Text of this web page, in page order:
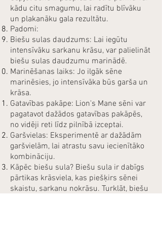
kādu citu smagumu, lai radītu blīvāku
un plakanāku gala rezultātu.
Padomi:
Biešu sulas daudzums: Lai iegūtu
intensīvāku sarkanu krāsu, var palielināt
biešu sulas daudzumu marinādē.
Marinēšanas laiks: Jo ilgāk sēne
marinēsies, jo intensīvāka būs garša un
krāsa.
Gatavības pakāpe: Lion's Mane sēni var
pagatavot dažādos gatavības pakāpēs,
no vidēji reti līdz pilnībā izceptai.
Garšvielas: Eksperimentē ar dažādām
garšvielām, lai atrastu savu iecienītāko
kombināciju.
Kāpēc biešu sula? Biešu sula ir dabīgs
pārtikas krāsviela, kas piešķirs sēnei
skaistu, sarkanu nokrāsu. Turklāt, biešu